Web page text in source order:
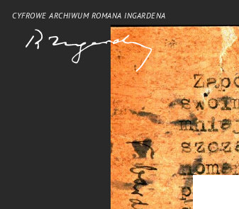
CYFROWE ARCHIWUM ROMANA INGARDENA